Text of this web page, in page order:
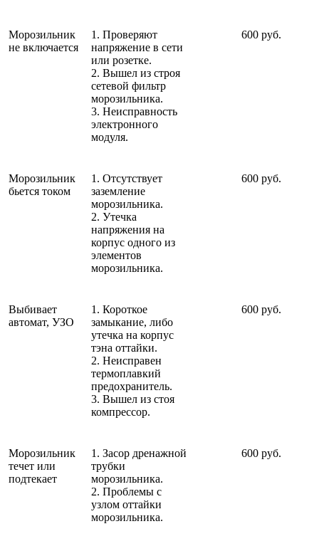
Морозильник
не включается
1. Проверяют
напряжение в сети
или розетке.
2. Вышел из строя
сетевой фильтр
морозильника.
3. Неисправность
электронного
модуля.
600 руб.
Морозильник
бьется током
1. Отсутствует
заземление
морозильника.
2. Утечка
напряжения на
корпус одного из
элементов
морозильника.
600 руб.
Выбивает
автомат, УЗО
1. Короткое
замыкание, либо
утечка на корпус
тэна оттайки.
2. Неисправен
термоплавкий
предохранитель.
3. Вышел из стоя
компрессор.
600 руб.
Морозильник
течет или
подтекает
1. Засор дренажной
трубки
морозильника.
2. Проблемы с
узлом оттайки
морозильника.
600 руб.